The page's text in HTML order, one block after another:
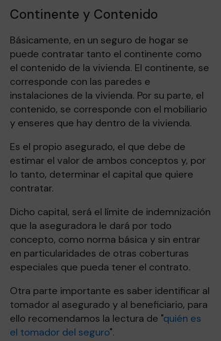
Continente y Contenido
Básicamente, en un seguro de hogar se
puede contratar tanto el continente como
el contenido de la vivienda. El continente, se
corresponde con las paredes e
instalaciones de la vivienda. Por su parte, el
contenido, se corresponde con el mobiliario
y enseres que hay dentro de la vivienda.
Es el propio asegurado, el que debe de
estimar el valor de ambos conceptos y, por
lo tanto, determinar el capital que quiere
contratar.
Dicho capital, será el límite de indemnización
que la aseguradora le dará por todo
concepto, como norma básica y sin entrar
en particularidades de otras coberturas
especiales que pueda tener el contrato.
Otra parte importante es saber identificar al
tomador al asegurado y al beneficiario, para
ello recomendamos la lectura de "quién es
el tomador del seguro".